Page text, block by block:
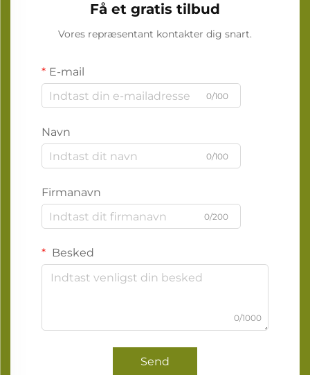
Få et gratis tilbud
Vores repræsentant kontakter dig snart.
E-mail
0/100
Navn
0/100
Firmanavn
0/200
Besked
0/1000
Send